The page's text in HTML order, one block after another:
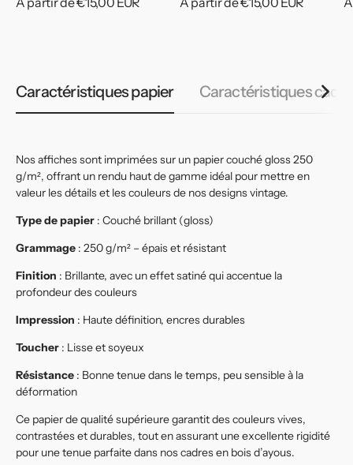
Caractéristiques papier Caractéristiques cadre
Nos affiches sont imprimées sur un papier couché gloss 250
g/m², offrant un rendu haut de gamme idéal pour mettre en
valeur les détails et les couleurs de nos designs vintage.
Type de papier : Couché brillant (gloss)
Grammage : 250 g/m² – épais et résistant
Finition : Brillante, avec un effet satiné qui accentue la
profondeur des couleurs
Impression : Haute définition, encres durables
Toucher : Lisse et soyeux
Résistance : Bonne tenue dans le temps, peu sensible à la
déformation
Ce papier de qualité supérieure garantit des couleurs vives,
contrastées et durables, tout en assurant une excellente rigidité
pour une tenue parfaite dans nos cadres en bois d’ayous.